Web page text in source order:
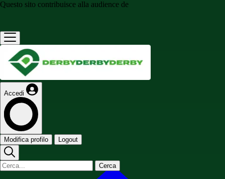
Questo sito contribuisce alla audience de
Accedi
Modifica profilo Logout
Cerca